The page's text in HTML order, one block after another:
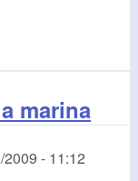
marina
- 11:12